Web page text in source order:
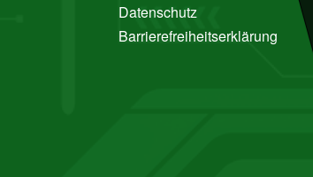
Datenschutz
Barrierefreiheitserklärung